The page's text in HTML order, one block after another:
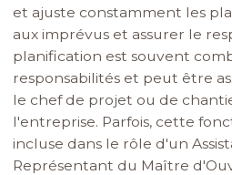
et ajuste constamment les
aux imprévus et assurer le
planification est souvent
responsabilités et peut être
le chef de projet ou de
l'entreprise. Parfois, cette
incluse dans le rôle d'un
Représentant du Maître